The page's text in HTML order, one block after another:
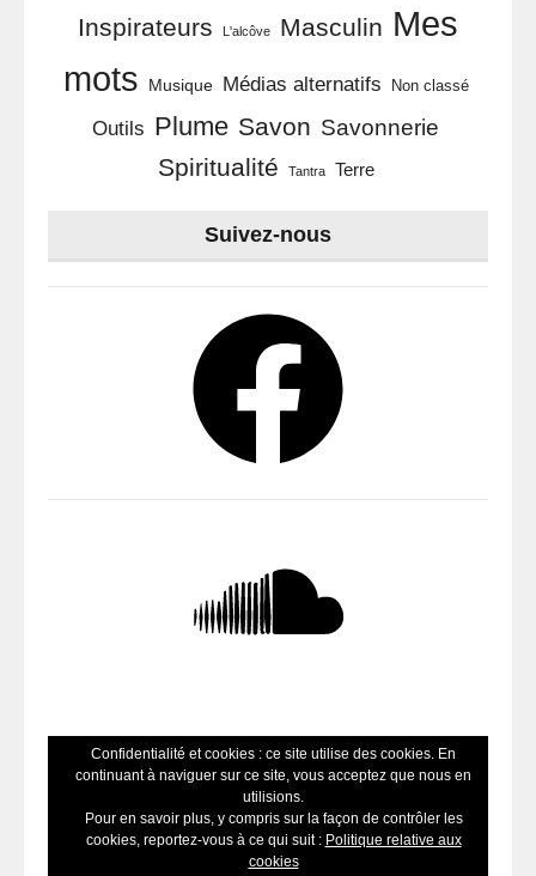
Inspirateurs L'alcôve Masculin Mes
mots
Musique Médias alternatifs Non classé
Outils Plume Savon Savonnerie
Spiritualité Tantra Terre
Suivez-nous
Confidentialité et cookies : ce site utilise des cookies. En
continuant à naviguer sur ce site, vous acceptez que nous en
utilisions.
Pour en savoir plus, y compris sur la façon de contrôler les
cookies, reportez-vous à ce qui suit : Politique relative aux
cookies